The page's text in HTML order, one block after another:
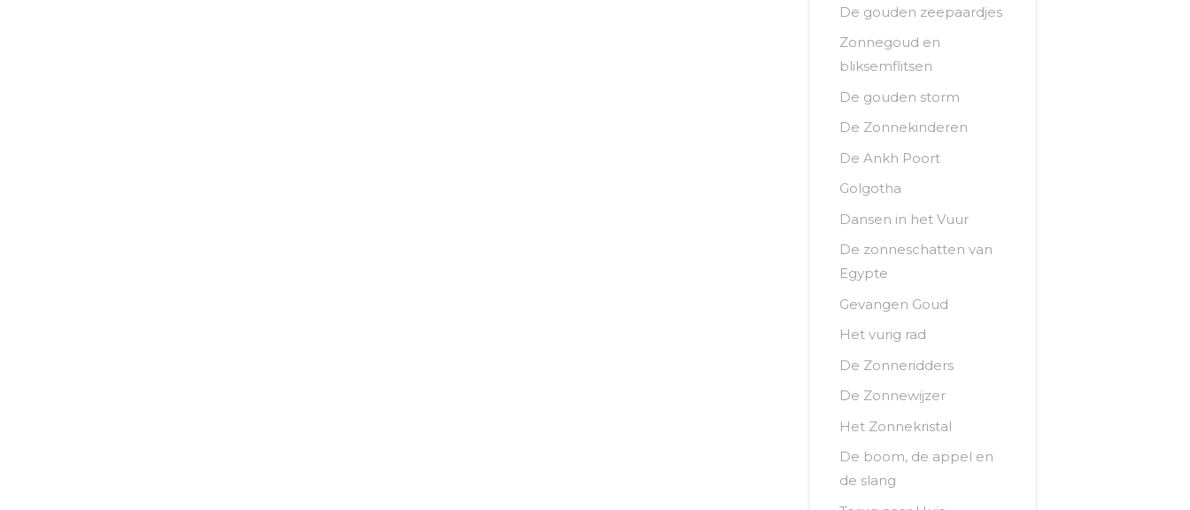
De gouden zeepaardjes
Zonnegoud en
bliksemflitsen
De gouden storm
De Zonnekinderen
De Ankh Poort
Golgotha
Dansen in het Vuur
De zonneschatten van
Egypte
Gevangen Goud
Het vurig rad
De Zonneridders
De Zonnewijzer
Het Zonnekristal
De boom, de appel en
de slang